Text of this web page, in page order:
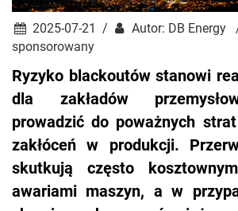
2025-07-21 /
Autor: DB Energy
sponsorowany
Ryzyko blackoutów stanowi
dla zakładów
prowadzić do poważnych
zakłóceń w produkcji.
skutkują często
awariami maszyn, a w